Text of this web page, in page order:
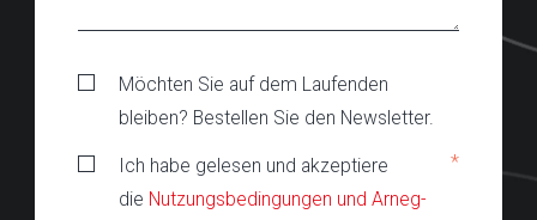
Möchten Sie auf dem Laufenden
bleiben? Bestellen Sie den Newsletter.
Ich habe gelesen und akzeptiere
die Nutzungsbedingungen und Arneg-
*